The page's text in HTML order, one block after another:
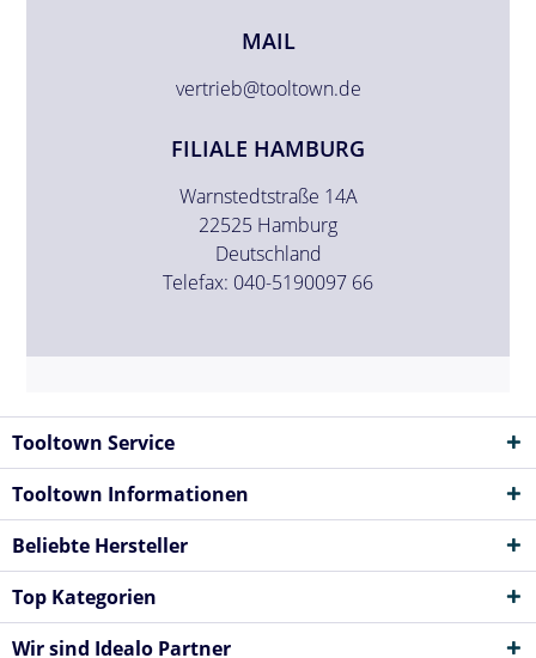
MAIL
vertrieb@tooltown.de
FILIALE HAMBURG
Warnstedtstraße 14A
22525 Hamburg
Deutschland
Telefax: 040-5190097 66
Tooltown Service
Tooltown Informationen
Beliebte Hersteller
Top Kategorien
Wir sind Idealo Partner